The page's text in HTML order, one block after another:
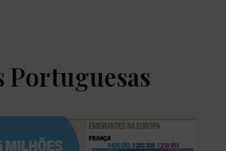
Portuguesas